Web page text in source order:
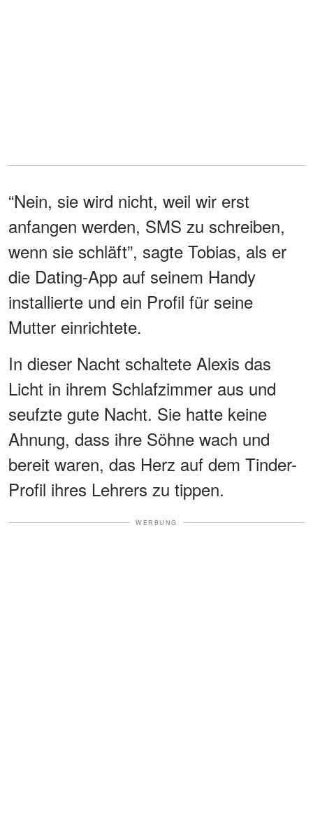
“Nein, sie wird nicht, weil wir erst
anfangen werden, SMS zu schreiben,
wenn sie schläft”, sagte Tobias, als er
die Dating-App auf seinem Handy
installierte und ein Profil für seine
Mutter einrichtete.
In dieser Nacht schaltete Alexis das
Licht in ihrem Schlafzimmer aus und
seufzte gute Nacht. Sie hatte keine
Ahnung, dass ihre Söhne wach und
bereit waren, das Herz auf dem Tinder-
Profil ihres Lehrers zu tippen.
WERBUNG